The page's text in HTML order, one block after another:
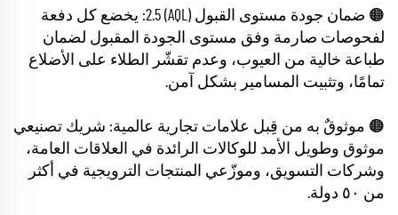
🟠 ضمان جودة مستوى القبول (AQL) 2.5: يخضع كل دفعة
لفحوصات صارمة وفق مستوى الجودة المقبول لضمان
طباعة خالية من العيوب، وعدم تقشّر الطلاء على الأضلاع
تمامًا، وتثبيت المسامير بشكل آمن.
🟠 موثوقٌ به من قِبل علامات تجارية عالمية: شريك تصنيعي
موثوق وطويل الأمد للوكالات الرائدة في العلاقات العامة،
وشركات التسويق، وموزّعي المنتجات الترويجية في أكثر
من ٥٠ دولة.